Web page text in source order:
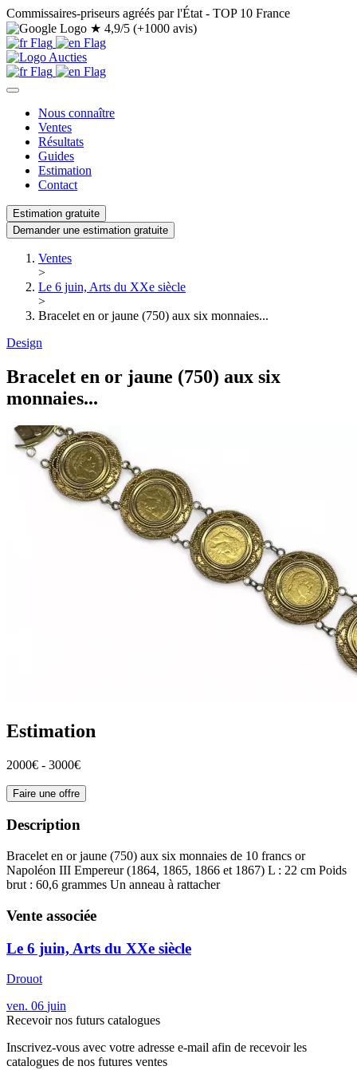
Commissaires-priseurs agréés par l'État - TOP 10 France
★ 4,9/5 (+1000 avis)
Nous connaître
Ventes
Résultats
Guides
Estimation
Contact
Estimation gratuite
Demander une estimation gratuite
Ventes
>
Le 6 juin, Arts du XXe siècle
>
Bracelet en or jaune (750) aux six monnaies...
Design
Bracelet en or jaune (750) aux six
monnaies...
Estimation
2000€ - 3000€
Faire une offre
Description
Bracelet en or jaune (750) aux six monnaies de 10 francs or
Napoléon III Empereur (1864, 1865, 1866 et 1867) L : 22 cm Poids
brut : 60,6 grammes Un anneau à rattacher
Vente associée
Le 6 juin, Arts du XXe siècle
Drouot
ven. 06 juin
Recevoir nos futurs catalogues
Inscrivez-vous avec votre adresse e-mail afin de recevoir les
catalogues de nos futures ventes